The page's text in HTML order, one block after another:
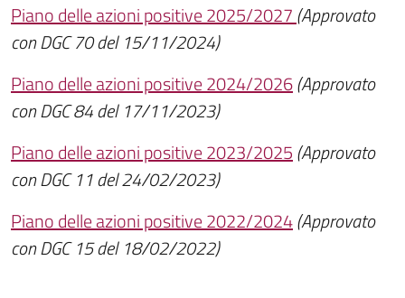
Piano delle azioni positive 2025/2027(Approvato
con DGC 70 del 15/11/2024)
Piano delle azioni positive 2024/2026(Approvato
con DGC 84 del 17/11/2023)
Piano delle azioni positive 2023/2025(Approvato
con DGC 11 del 24/02/2023)
Piano delle azioni positive 2022/2024(Approvato
con DGC 15 del 18/02/2022)